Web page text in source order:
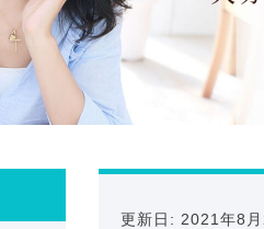
更新日: 2021年8月